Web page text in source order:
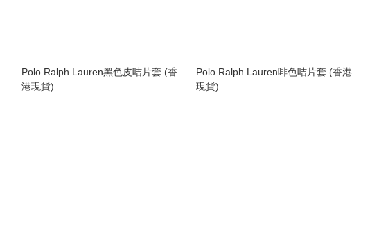
Polo Ralph Lauren黑色皮咭片套 (香
港現貨)
Polo Ralph Lauren啡色咭片套 (香港
現貨)